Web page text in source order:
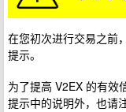
在您初次进行交易之前
提示。
为了提高 V2EX 的有效
提示中的说明外，也请